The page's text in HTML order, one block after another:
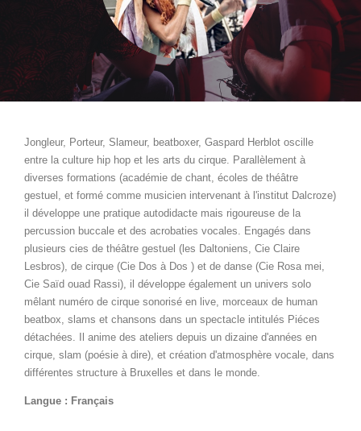
Jongleur, Porteur, Slameur, beatboxer, Gaspard Herblot oscille
entre la culture hip hop et les arts du cirque. Parallèlement à
diverses formations (académie de chant, écoles de théâtre
gestuel, et formé comme musicien intervenant à l'institut Dalcroze)
il développe une pratique autodidacte mais rigoureuse de la
percussion buccale et des acrobaties vocales. Engagés dans
plusieurs cies de théâtre gestuel (les Daltoniens, Cie Claire
Lesbros), de cirque (Cie Dos à Dos ) et de danse (Cie Rosa mei,
Cie Saïd ouad Rassi), il développe également un univers solo
mêlant numéro de cirque sonorisé en live, morceaux de human
beatbox, slams et chansons dans un spectacle intitulés Piéces
détachées. Il anime des ateliers depuis un dizaine d'années en
cirque, slam (poésie à dire), et création d'atmosphère vocale, dans
différentes structure à Bruxelles et dans le monde.
Langue : Français